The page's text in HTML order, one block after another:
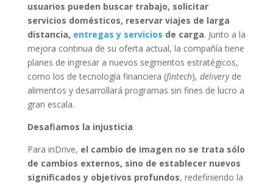
usuarios pueden buscar trabajo, solicitar
servicios domésticos, reservar viajes de larga
distancia, entregas y servicios de carga. Junto a la
mejora continua de su oferta actual, la compañía tiene
planes de ingresar a nuevos segmentos estratégicos,
como los de tecnología financiera (fintech), delivery de
alimentos y desarrollará programas sin fines de lucro a
gran escala.
Desafiamos la injusticia
Para inDrive, el cambio de imagen no se trata sólo
de cambios externos, sino de establecer nuevos
significados y objetivos profundos, redefiniendo la